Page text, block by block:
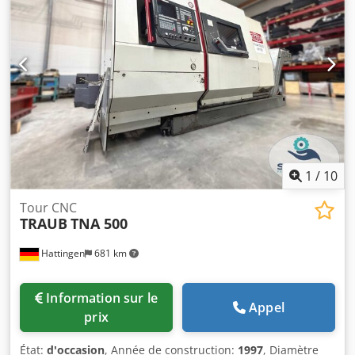
1 / 10
Hattingen 681 km
Tour CNC
TRAUB TNA 500
prix
Appel
État: d'occasion, Année de construction: 1997, Diamètre